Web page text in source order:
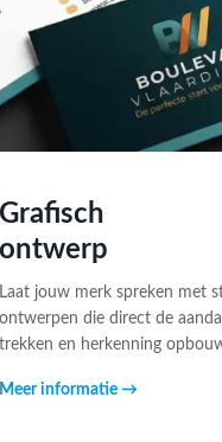
Grafisch
ontwerp
Laat jouw merk spreken met
ontwerpen die direct de
trekken en herkenning
Meer informatie →